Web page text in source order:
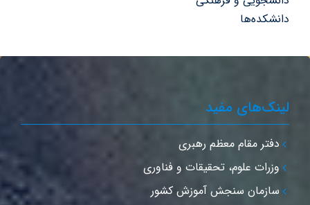
مفید
دفتر مقام معظم رهبری
وزرات علوم، تحقیقات و فناوری
سازمان سنجش آموزش کشور